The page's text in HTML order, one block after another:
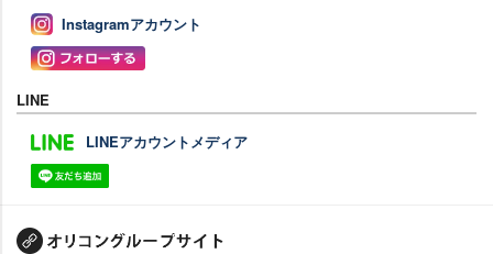
Instagramアカウント
LINE
LINEアカウントメディア